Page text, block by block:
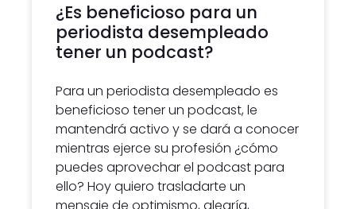
¿Es beneficioso para un
periodista desempleado
tener un podcast?
Para un periodista desempleado es
beneficioso tener un podcast, le
mantendrá activo y se dará a conocer
mientras ejerce su profesión ¿cómo
puedes aprovechar el podcast para
ello? Hoy quiero trasladarte un